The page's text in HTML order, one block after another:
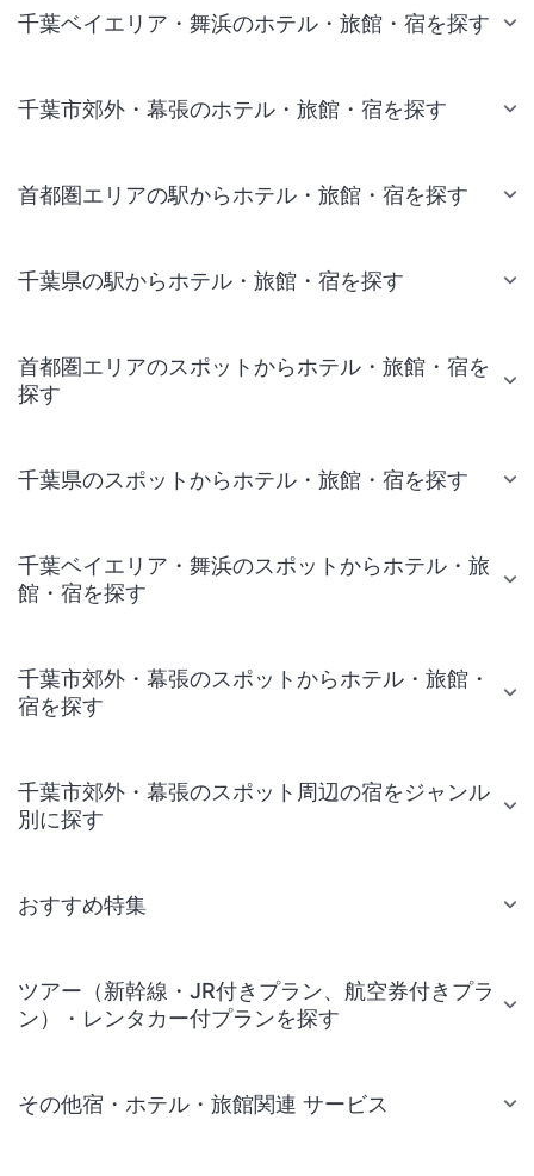
千葉ベイエリア・舞浜のホテル・旅館・宿を探す
千葉市郊外・幕張のホテル・旅館・宿を探す
首都圏エリアの駅からホテル・旅館・宿を探す
千葉県の駅からホテル・旅館・宿を探す
首都圏エリアのスポットからホテル・旅館・宿を
探す
千葉県のスポットからホテル・旅館・宿を探す
千葉ベイエリア・舞浜のスポットからホテル・旅
館・宿を探す
千葉市郊外・幕張のスポットからホテル・旅館・
宿を探す
千葉市郊外・幕張のスポット周辺の宿をジャンル
別に探す
おすすめ特集
ツアー（新幹線・JR付きプラン、航空券付きプラ
ン）・レンタカー付プランを探す
その他宿・ホテル・旅館関連 サービス